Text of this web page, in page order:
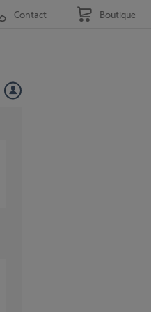
Contact Boutique